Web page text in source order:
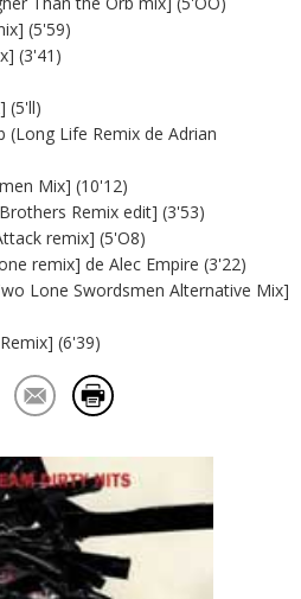
(5'59)
(3'41)
(5'll)
(Long Life Remix de Adrian
Mix] (10'12)
Remix edit] (3'53)
remix] (5'O8)
remix] de Alec Empire (3'22)
Lone Swordsmen Alternative Mix]
(6'39)